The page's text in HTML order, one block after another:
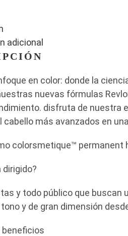
adicional
en color: donde la
nuevas fórmulas
disfruta de nuestra
cabello más avanzados en
colorsmetique™ permanent
dirigido?
y todo público que buscan
y de gran dimensión